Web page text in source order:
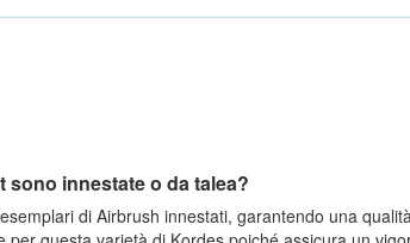
innestate o da talea?
di Airbrush innestati, garantendo una